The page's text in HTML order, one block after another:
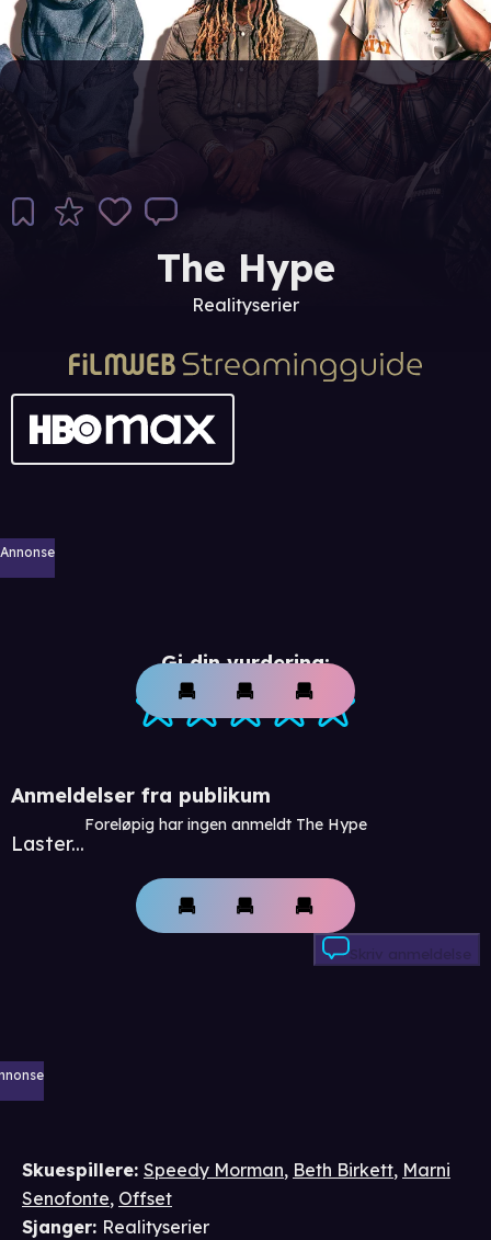
The Hype
Realityserier
Annonse
Gi din vurdering:
Anmeldelser fra publikum
Laster...
Foreløpig har ingen anmeldt The Hype
Skriv anmeldelse
Skuespillere: Speedy Morman, Beth Birkett, Marni
Senofonte, Offset
Sjanger: Realityserier